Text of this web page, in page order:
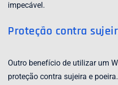
impecável.
Proteção contra
Outro benefício de utilizar um
proteção contra sujeira e